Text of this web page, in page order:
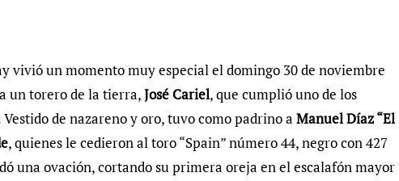
vivió un momento muy especial el domingo 30 de noviembre
un torero de la tierra,José Cariel, que cumplió uno de los
de nazareno y oro, tuvo como padrino a Manuel Díaz “El
, quienes le cedieron al toro “Spain” número 44, negro con 427
una ovación, cortando su primera oreja en el escalafón mayor